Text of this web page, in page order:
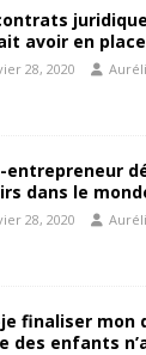
avoir en place
28, 2020
entrepreneur
dans le
28, 2020
finaliser mon
des enfants